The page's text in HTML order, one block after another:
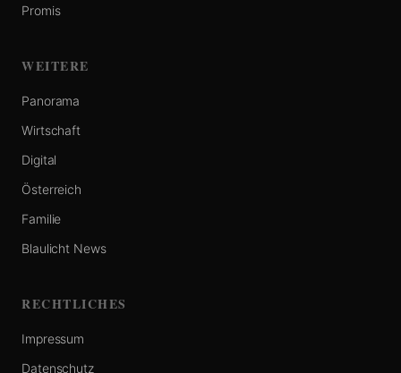
Promis
WEITERE
Panorama
Wirtschaft
Digital
Österreich
Familie
Blaulicht News
RECHTLICHES
Impressum
Datenschutz